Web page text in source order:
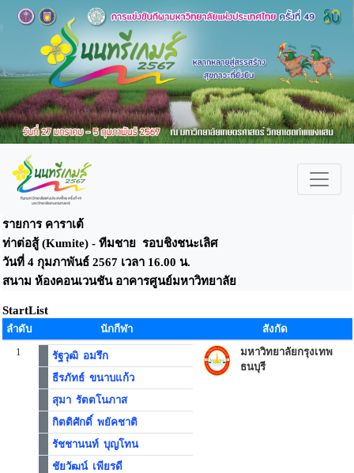
รายการ คาราเต้
ท่าต่อสู้ (Kumite) - ทีมชาย รอบชิงชนะเลิศ
วันที่ 4 กุมภาพันธ์ 2567 เวลา 16.00 น.
สนาม ห้องคอนเวนชัน อาคารศูนย์มหาวิทยาลัย
StartList
ลำดับ นักกีฬา
สังกัด
1
รัฐวุฒิ อมรึก
ธีรภัทธ์ ขนาบแก้ว
สุมา รัตตโนภาส
กิตติศักดิ์ พยัคชาติ
รัชชานนท์ บุญโทน
ชัยวัฒน์ เพียรดี
มหาวิทยาลัยกรุงเทพ
ธนบุรี